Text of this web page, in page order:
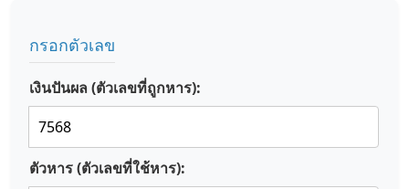
กรอกตัวเลข
เงินปันผล (ตัวเลขที่ถูกหาร):
ตัวหาร (ตัวเลขที่ใช้หาร):